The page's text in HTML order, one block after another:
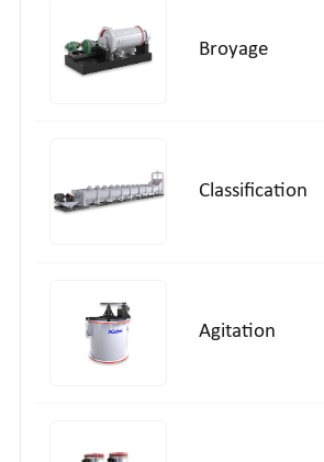
Broyage
Classification
Agitation